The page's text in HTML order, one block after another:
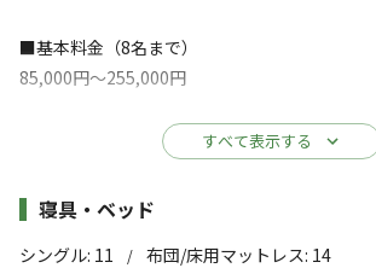
■基本料金（8名まで）
85,000円～255,000円
・9名以上のご宿泊は、1名あたり8,000円
・ペット同伴料金は1匹につき1泊3,000円(小型
すべて表示する
施設詳細
寝具・ベッド
シングル: 11 / 布団/床用マットレス: 14
※詳しくは「キャンプ場情報
源泉かけ流しの温泉と本格的なサ
た、1日1組限定の貸切別荘
koti hakoneは、すすき草原で知られる箱
静寂に囲まれた場所に位置する1日1組貸